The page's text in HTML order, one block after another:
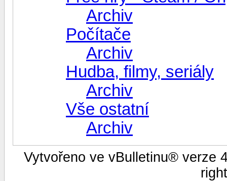
Archiv
Počítače
Archiv
Hudba, filmy, seriály
Archiv
Vše ostatní
Archiv
Vytvořeno ve vBulletinu® verze